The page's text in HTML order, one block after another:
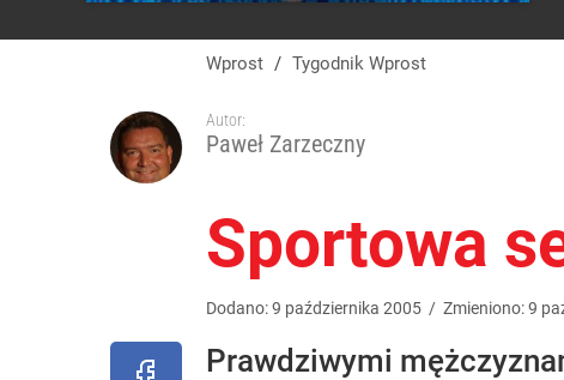
Wprost / Tygodnik Wprost
Autor:
Paweł Zarzeczny
Sportowa
Dodano:9 października 2005 / Zmieniono:9
Prawdziwymi